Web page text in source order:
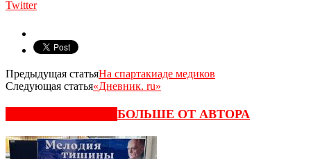
Twitter
Предыдущая статьяНа спартакиаде медиков
Следующая статья«Дневник. ru»
БОЛЬШЕ ОТ АВТОРА